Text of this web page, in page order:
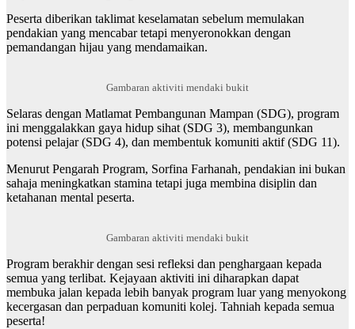
Peserta diberikan taklimat keselamatan sebelum memulakan
pendakian yang mencabar tetapi menyeronokkan dengan
pemandangan hijau yang mendamaikan.
Gambaran aktiviti mendaki bukit
Selaras dengan Matlamat Pembangunan Mampan (SDG), program
ini menggalakkan gaya hidup sihat (SDG 3), membangunkan
potensi pelajar (SDG 4), dan membentuk komuniti aktif (SDG 11).
Menurut Pengarah Program, Sorfina Farhanah, pendakian ini bukan
sahaja meningkatkan stamina tetapi juga membina disiplin dan
ketahanan mental peserta.
Gambaran aktiviti mendaki bukit
Program berakhir dengan sesi refleksi dan penghargaan kepada
semua yang terlibat. Kejayaan aktiviti ini diharapkan dapat
membuka jalan kepada lebih banyak program luar yang menyokong
kecergasan dan perpaduan komuniti kolej. Tahniah kepada semua
peserta!